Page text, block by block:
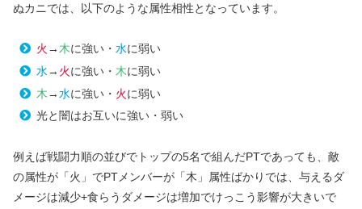
ぬカニでは、以下のような属性相性となっています。
火 → 木に強い・ 水に弱い
水→ 火に強い・ 木に弱い
木→水に強い・ 火に弱い
光と闇はお互いに強い・弱い
例えば戦闘力順の並びでトップの5名で組んだPTであっても、敵
の属性が「火」でPTメンバーが「木」属性ばかりでは、与えるダ
メージは減少+食らうダメージは増加でけっこう影響が大きいで